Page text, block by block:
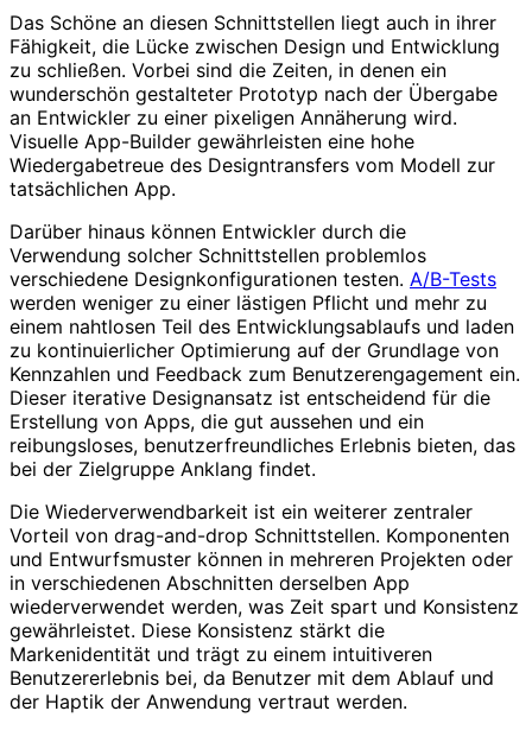
Das Schöne an diesen Schnittstellen liegt auch in ihrer
Fähigkeit, die Lücke zwischen Design und Entwicklung
zu schließen. Vorbei sind die Zeiten, in denen ein
wunderschön gestalteter Prototyp nach der Übergabe
an Entwickler zu einer pixeligen Annäherung wird.
Visuelle App-Builder gewährleisten eine hohe
Wiedergabetreue des Designtransfers vom Modell zur
tatsächlichen App.
Darüber hinaus können Entwickler durch die
Verwendung solcher Schnittstellen problemlos
verschiedene Designkonfigurationen testen. A/B-Tests
werden weniger zu einer lästigen Pflicht und mehr zu
einem nahtlosen Teil des Entwicklungsablaufs und laden
zu kontinuierlicher Optimierung auf der Grundlage von
Kennzahlen und Feedback zum Benutzerengagement ein.
Dieser iterative Designansatz ist entscheidend für die
Erstellung von Apps, die gut aussehen und ein
reibungsloses, benutzerfreundliches Erlebnis bieten, das
bei der Zielgruppe Anklang findet.
Die Wiederverwendbarkeit ist ein weiterer zentraler
Vorteil von drag-and-drop Schnittstellen. Komponenten
und Entwurfsmuster können in mehreren Projekten oder
in verschiedenen Abschnitten derselben App
wiederverwendet werden, was Zeit spart und Konsistenz
gewährleistet. Diese Konsistenz stärkt die
Markenidentität und trägt zu einem intuitiveren
Benutzererlebnis bei, da Benutzer mit dem Ablauf und
der Haptik der Anwendung vertraut werden.